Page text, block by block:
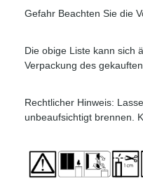
Gefahr Beachten Sie die
Die obige Liste kann sich
Verpackung des
Rechtlicher Hinweis:
unbeaufsichtigt brennen.